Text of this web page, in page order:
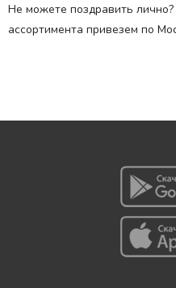
Не можете поздравить
ассортимента привезем по